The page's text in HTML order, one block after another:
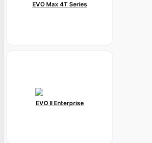
EVO Max 4T Series
EVO II Enterprise